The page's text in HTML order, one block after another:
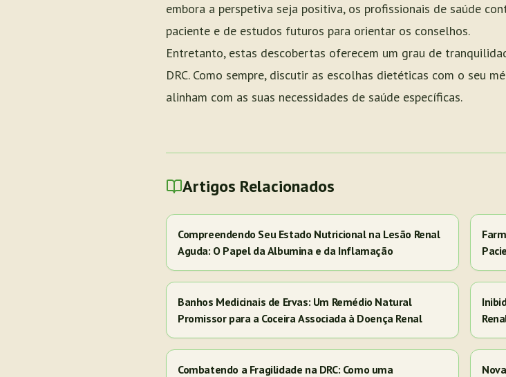
embora a perspetiva seja positiva, os profissionais de saúde
paciente e de estudos futuros para orientar os conselhos.
Entretanto, estas descobertas oferecem um grau de
DRC. Como sempre, discutir as escolhas dietéticas com o seu
alinham com as suas necessidades de saúde específicas.
Artigos Relacionados
Compreendendo Seu Estado Nutricional na Lesão Renal
Aguda: O Papel da Albumina e da Inflamação
Banhos Medicinais de Ervas: Um Remédio Natural
Promissor para a Coceira Associada à Doença Renal
Combatendo a Fragilidade na DRC: Como uma